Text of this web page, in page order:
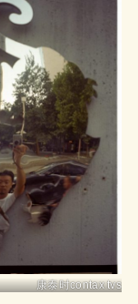
康泰时contax tvs